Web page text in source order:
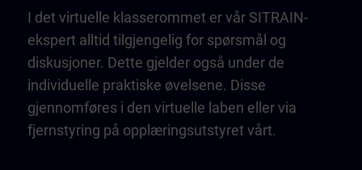
I det virtuelle klasserommet er vår SITRAIN-
ekspert alltid tilgjengelig for spørsmål og
diskusjoner. Dette gjelder også under de
individuelle praktiske øvelsene. Disse
gjennomføres i den virtuelle laben eller via
fjernstyring på opplæringsutstyret vårt.